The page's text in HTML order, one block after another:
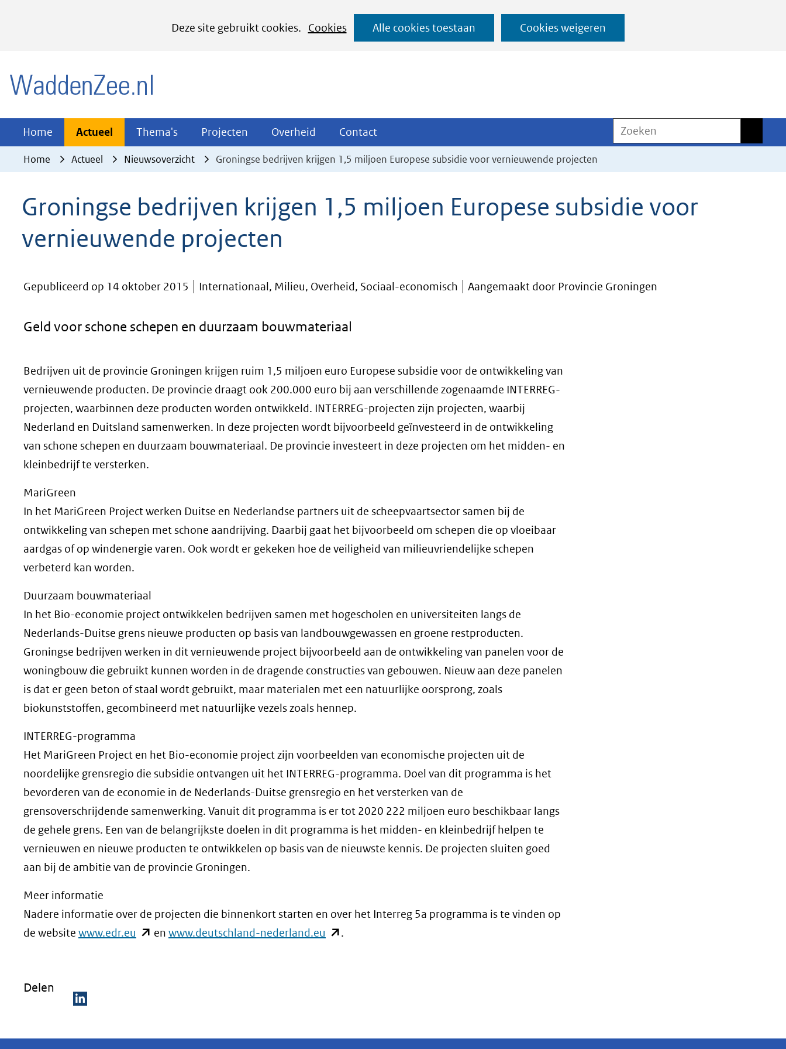
Deze site gebruikt cookies.
Cookies
het
cookies
website
worden
toegestaan
Alle cookies toestaan Cookies weigeren
Ga
naar
Home Actueel Actueel
Uitklappen
Thema's Thema's
Uitklappen
Projecten Projecten
Uitklappen
Overheid Overheid
Uitklappen
Contact
Uitklappen
Zoeken
Home Actueel Nieuwsoverzicht Groningse bedrijven krijgen 1,5 miljoen Europese subsidie voor vernieuwende projecten
Groningse bedrijven krijgen 1,5 miljoen Europese subsidie voor
vernieuwende projecten
Gepubliceerd op 14 oktober 2015 Internationaal, Milieu, Overheid, Sociaal-economisch Aangemaakt door Provincie Groningen
Geld voor schone schepen en duurzaam bouwmateriaal
Bedrijven uit de provincie Groningen krijgen ruim 1,5 miljoen euro Europese subsidie voor de ontwikkeling van
vernieuwende producten. De provincie draagt ook 200.000 euro bij aan verschillende zogenaamde INTERREG-
projecten, waarbinnen deze producten worden ontwikkeld. INTERREG-projecten zijn projecten, waarbij
Nederland en Duitsland samenwerken. In deze projecten wordt bijvoorbeeld geïnvesteerd in de ontwikkeling
van schone schepen en duurzaam bouwmateriaal. De provincie investeert in deze projecten om het midden- en
kleinbedrijf te versterken.
MariGreen
In het MariGreen Project werken Duitse en Nederlandse partners uit de scheepvaartsector samen bij de
ontwikkeling van schepen met schone aandrijving. Daarbij gaat het bijvoorbeeld om schepen die op vloeibaar
aardgas of op windenergie varen. Ook wordt er gekeken hoe de veiligheid van milieuvriendelijke schepen
verbeterd kan worden.
Duurzaam bouwmateriaal
In het Bio-economie project ontwikkelen bedrijven samen met hogescholen en universiteiten langs de
Nederlands-Duitse grens nieuwe producten op basis van landbouwgewassen en groene restproducten.
Groningse bedrijven werken in dit vernieuwende project bijvoorbeeld aan de ontwikkeling van panelen voor de
woningbouw die gebruikt kunnen worden in de dragende constructies van gebouwen. Nieuw aan deze panelen
is dat er geen beton of staal wordt gebruikt, maar materialen met een natuurlijke oorsprong, zoals
biokunststoffen, gecombineerd met natuurlijke vezels zoals hennep.
INTERREG-programma
Het MariGreen Project en het Bio-economie project zijn voorbeelden van economische projecten uit de
noordelijke grensregio die subsidie ontvangen uit het INTERREG-programma. Doel van dit programma is het
bevorderen van de economie in de Nederlands-Duitse grensregio en het versterken van de
grensoverschrijdende samenwerking. Vanuit dit programma is er tot 2020 222 miljoen euro beschikbaar langs
de gehele grens. Een van de belangrijkste doelen in dit programma is het midden- en kleinbedrijf helpen te
vernieuwen en nieuwe producten te ontwikkelen op basis van de nieuwste kennis. De projecten sluiten goed
aan bij de ambitie van de provincie Groningen.
Meer informatie
Nadere informatie over de projecten die binnenkort starten en over het Interreg 5a programma is te vinden op
de website www.edr.eu (opent
en www.deutschland-nederland.eu (opent
.
Delen
e